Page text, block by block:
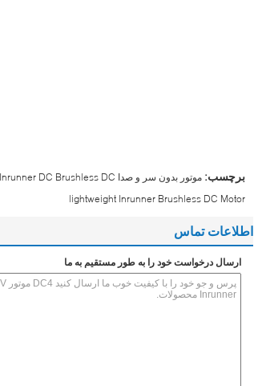
برچسب: موتور بدون سر و صدا Inrunner DC Brushless DC
lightweight Inrunner Brushless DC Motor
اطلاعات تماس
ارسال درخواست خود را به طور مستقیم به ما